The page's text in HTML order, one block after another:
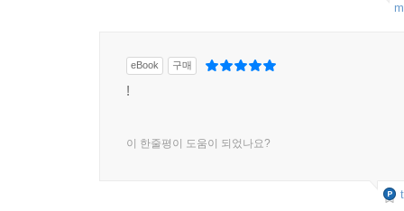
eBook 구매
!
이 한줄평이 도움이 되었나요?